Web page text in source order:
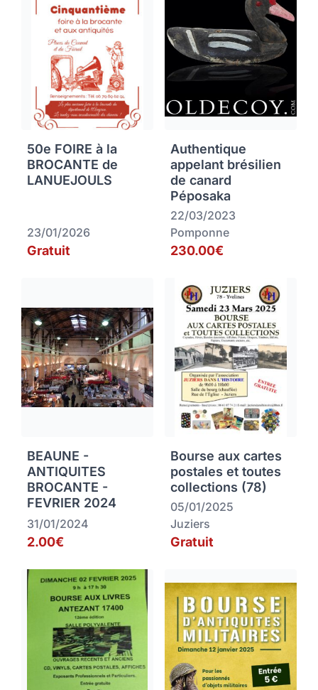
50e FOIRE à la
BROCANTE de
LANUEJOULS
23/01/2026
Gratuit
Authentique
appelant brésilien
de canard
Péposaka
22/03/2023
Pomponne
230.00€
BEAUNE -
ANTIQUITES
BROCANTE -
FEVRIER 2024
31/01/2024
2.00€
Bourse aux cartes
postales et toutes
collections (78)
05/01/2025
Juziers
Gratuit